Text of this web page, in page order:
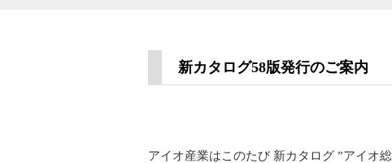
新カタログ58版発行のご案内
アイオ産業はこのたび 新カタログ ”アイオ